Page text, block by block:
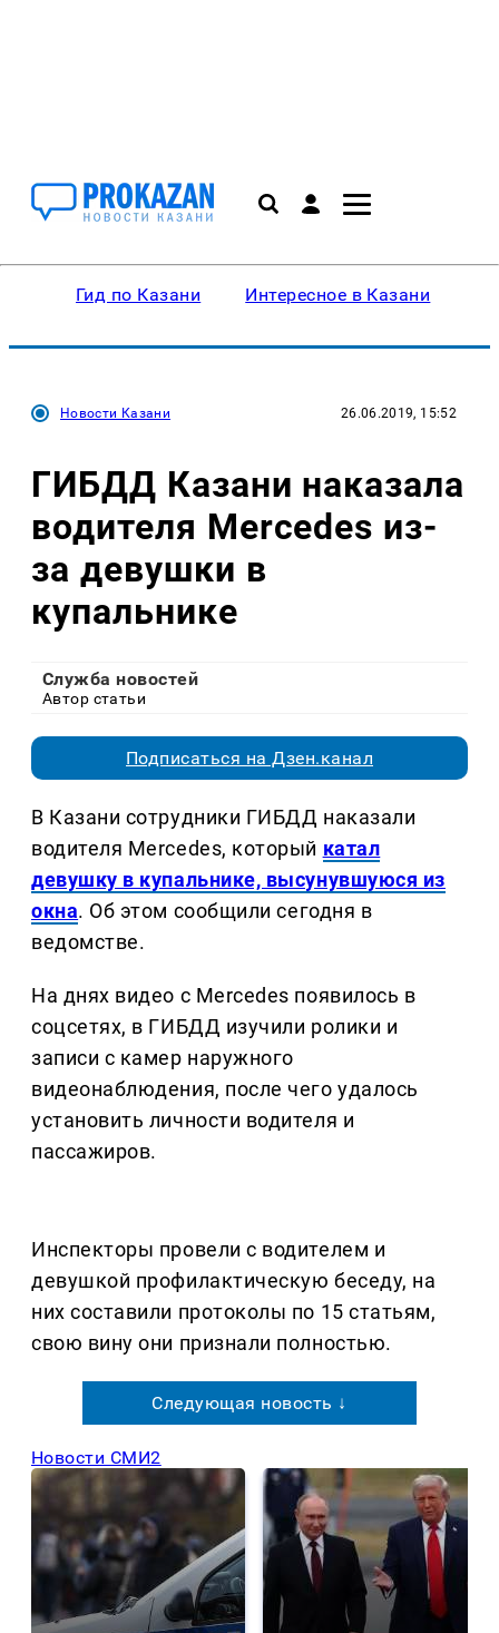
Гид по Казани Интересное в Казани
Новости Казани 26.06.2019, 15:52
ГИБДД Казани наказала
водителя Mercedes из-
за девушки в
купальнике
Служба новостей
Автор статьи
Подписаться на Дзен.канал
В Казани сотрудники ГИБДД наказали
водителя Mercedes, который катал
девушку в купальнике, высунувшуюся из
окна. Об этом сообщили сегодня в
ведомстве.
На днях видео с Mercedes появилось в
соцсетях, в ГИБДД изучили ролики и
записи с камер наружного
видеонаблюдения, после чего удалось
установить личности водителя и
пассажиров.
Инспекторы провели с водителем и
девушкой профилактическую беседу, на
них составили протоколы по 15 статьям,
свою вину они признали полностью.
Следующая новость ↓
Новости СМИ2